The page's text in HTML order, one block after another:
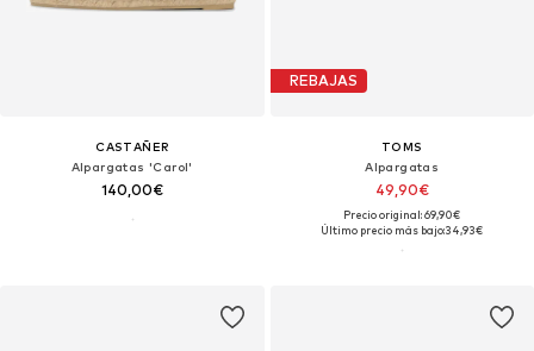
CASTAÑER
Alpargatas 'Carol'
140,00€
REBAJAS
TOMS
Alpargatas
49,90€
Precio original: 69,90€
Último precio más bajo:34,93€